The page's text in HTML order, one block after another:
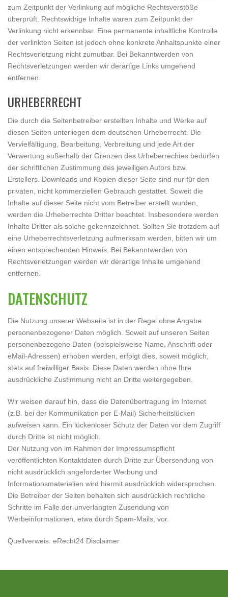
zum Zeitpunkt der Verlinkung auf mögliche Rechtsverstöße
überprüft. Rechtswidrige Inhalte waren zum Zeitpunkt der
Verlinkung nicht erkennbar. Eine permanente inhaltliche Kontrolle
der verlinkten Seiten ist jedoch ohne konkrete Anhaltspunkte einer
Rechtsverletzung nicht zumutbar. Bei Bekanntwerden von
Rechtsverletzungen werden wir derartige Links umgehend
entfernen.
URHEBERRECHT
Die durch die Seitenbetreiber erstellten Inhalte und Werke auf
diesen Seiten unterliegen dem deutschen Urheberrecht. Die
Vervielfältigung, Bearbeitung, Verbreitung und jede Art der
Verwertung außerhalb der Grenzen des Urheberrechtes bedürfen
der schriftlichen Zustimmung des jeweiligen Autors bzw.
Erstellers. Downloads und Kopien dieser Seite sind nur für den
privaten, nicht kommerziellen Gebrauch gestattet. Soweit die
Inhalte auf dieser Seite nicht vom Betreiber erstellt wurden,
werden die Urheberrechte Dritter beachtet. Insbesondere werden
Inhalte Dritter als solche gekennzeichnet. Sollten Sie trotzdem auf
eine Urheberrechtsverletzung aufmerksam werden, bitten wir um
einen entsprechenden Hinweis. Bei Bekanntwerden von
Rechtsverletzungen werden wir derartige Inhalte umgehend
entfernen.
DATENSCHUTZ
Die Nutzung unserer Webseite ist in der Regel ohne Angabe
personenbezogener Daten möglich. Soweit auf unseren Seiten
personenbezogene Daten (beispielsweise Name, Anschrift oder
eMail-Adressen) erhoben werden, erfolgt dies, soweit möglich,
stets auf freiwilliger Basis. Diese Daten werden ohne Ihre
ausdrückliche Zustimmung nicht an Dritte weitergegeben.
Wir weisen darauf hin, dass die Datenübertragung im Internet
(z.B. bei der Kommunikation per E-Mail) Sicherheitslücken
aufweisen kann. Ein lückenloser Schutz der Daten vor dem Zugriff
durch Dritte ist nicht möglich.
Der Nutzung von im Rahmen der Impressumspflicht
veröffentlichten Kontaktdaten durch Dritte zur Übersendung von
nicht ausdrücklich angeforderter Werbung und
Informationsmaterialien wird hiermit ausdrücklich widersprochen.
Die Betreiber der Seiten behalten sich ausdrücklich rechtliche
Schritte im Falle der unverlangten Zusendung von
Werbeinformationen, etwa durch Spam-Mails, vor.
Quellverweis: eRecht24 Disclaimer